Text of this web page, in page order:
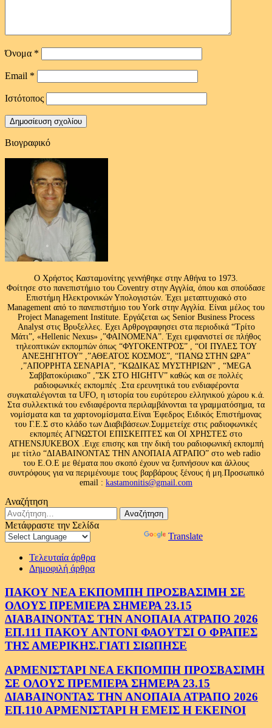
Όνομα *
Email *
Ιστότοπος
Βιογραφικό
Ο Χρήστος Κασταμονίτης γεννήθηκε στην Αθήνα το 1973.
Φοίτησε στο πανεπιστήμιο του Coventry στην Αγγλία, όπου και σπούδασε
Επιστήμη Ηλεκτρονικών Υπολογιστών. Έχει μεταπτυχιακό στο
Management από το πανεπιστήμιο του Υork στην Αγγλία. Είναι μέλος του
Project Management Institute. Εργάζεται ως Senior Business Process
Analyst στις Βρυξελλες. Εχει Αρθρογραφησει στα περιοδικά “Τρίτο
Μάτι”, «Hellenic Nexus» ,”ΦΑΙΝΟΜΕΝΑ”. Έχει εμφανιστεί σε πλήθος
τηλεοπτικών εκπομπών όπως “ΦΥΓΟΚΕΝΤΡΟΣ” , “ΟΙ ΠΥΛΕΣ ΤΟΥ
ΑΝΕΞΗΓΗΤΟΥ” ,”ΑΘΕΑΤΟΣ ΚΟΣΜΟΣ”, “ΠΑΝΩ ΣΤΗΝ ΩΡΑ”
,”ΑΠΟΡΡΗΤΑ ΣΕΝΑΡΙΑ”, “ΚΩΔΙΚΑΣ ΜΥΣΤΗΡΙΩΝ” , “MEGA
Σαββατοκύριακο” ,”ΣΚ ΣΤΟ HIGHTV” καθώς και σε πολλές
ραδιοφωνικές εκπομπές .Στα ερευνητικά του ενδιαφέροντα
συγκαταλέγονται τα UFO, η ιστορία του ευρύτερου ελληνικού χώρου κ.ά.
Στα συλλεκτικά του ενδιαφέροντα περιλαμβάνονται τα γραμματόσημα, τα
νομίσματα και τα χαρτονομίσματα.Είναι Έφεδρος Ειδικός Επιστήμονας
του Γ.Ε.Σ στο κλάδο των Διαβιβάσεων.Συμμετείχε στις ραδιοφωνικές
εκπομπές ΑΓΝΩΣΤΟΙ ΕΠΙΣΚΕΠΤΕΣ και ΟΙ ΧΡΗΣΤΕΣ στο
ATHENSJUKEBOX .Ειχε επισης και την δική του ραδιοφωνική εκπομπή
με τίτλο “ΔΙΑΒΑΙΝΟΝΤΑΣ ΤΗΝ ΑΝΟΠΑΙΑ ΑΤΡΑΠΟ” στο web radio
του Ε.Ο.Ε με θέματα που σκοπό έχουν να ξυπνήσουν και άλλους
συντρόφους για να περιμένουμε τους βαρβάρους ξένους ή μη.Προσωπικό
email : kastamonitis@gmail.com
Αναζήτηση
Αναζήτηση
για:
Μετάφραστε την Σελίδα
Translate
Τελευταία άρθρα
Δημοφιλή άρθρα
ΠΑΚΟΥ ΝΕΑ ΕΚΠΟΜΠΗ ΠΡΟΣΒΑΣΙΜΗ ΣΕ
ΟΛΟΥΣ ΠΡΕΜΙΕΡΑ ΣΗΜΕΡΑ 23.15
ΔΙΑΒΑΙΝΟΝΤΑΣ ΤΗΝ ΑΝΟΠΑΙΑ ΑΤΡΑΠΟ 2026
ΕΠ.111 ΠΑΚΟΥ ΑΝΤΟΝΙ ΦΑΟΥΤΣΙ Ο ΦΡΑΠΕΣ
ΤΗΣ ΑΜΕΡΙΚΗΣ.ΓΙΑΤΙ ΣΙΩΠΗΣΕ
ΑΡΜΕΝΙΣΤΑΡΙ ΝΕΑ ΕΚΠΟΜΠΗ ΠΡΟΣΒΑΣΙΜΗ
ΣΕ ΟΛΟΥΣ ΠΡΕΜΙΕΡΑ ΣΗΜΕΡΑ 23.15
ΔΙΑΒΑΙΝΟΝΤΑΣ ΤΗΝ ΑΝΟΠΑΙΑ ΑΤΡΑΠΟ 2026
ΕΠ.110 ΑΡΜΕΝΙΣΤΑΡΙ Η ΕΜΕΙΣ Η ΕΚΕΙΝΟΙ